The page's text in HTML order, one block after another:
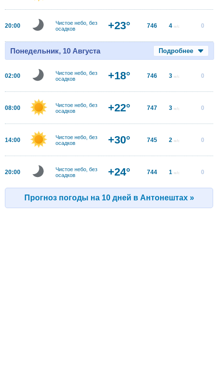
20:00
Чистое небо, без
осадков
+23° 746 4 м/с 0
Понедельник, 10 Августа Подробнее
02:00
Чистое небо, без
осадков
+18° 746 3 м/с 0
08:00
Чистое небо, без
осадков
+22° 747 3 м/с 0
14:00
Чистое небо, без
осадков
+30° 745 2 м/с 0
20:00
Чистое небо, без
осадков
+24° 744 1 м/с 0
Прогноз погоды на 10 дней в Антонештах »